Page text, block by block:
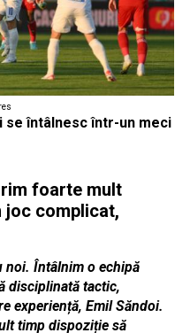
se întâlnesc într-un meci
foarte mult
joc complicat,
noi. Întâlnim o echipă
disciplinată tactic,
experiență, Emil Săndoi.
timp dispoziție să